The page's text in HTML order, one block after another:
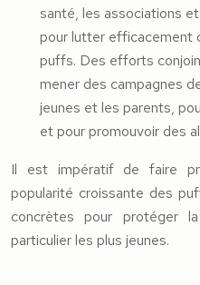
santé, les associations
pour lutter efficacement
puffs. Des efforts
mener des campagnes
jeunes et les parents,
et pour promouvoir des
Il est impératif de faire
popularité croissante des
concrètes pour protéger
particulier les plus jeunes.